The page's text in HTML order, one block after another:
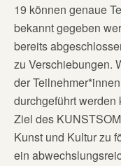
19 können genaue
bekannt gegeben
bereits
zu Verschiebungen.
der
durchgeführt werden
Ziel des
Kunst und Kultur zu
ein